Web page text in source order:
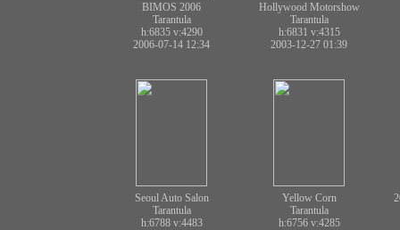
BIMOS 2006
Tarantula
h:6835 v:4290
2006-07-14 12:34
Hollywood Motorshow
Tarantula
h:6831 v:4315
2003-12-27 01:39
Seoul Auto Salon
Tarantula
h:6788 v:4483
Yellow Corn
Tarantula
h:6756 v:4285